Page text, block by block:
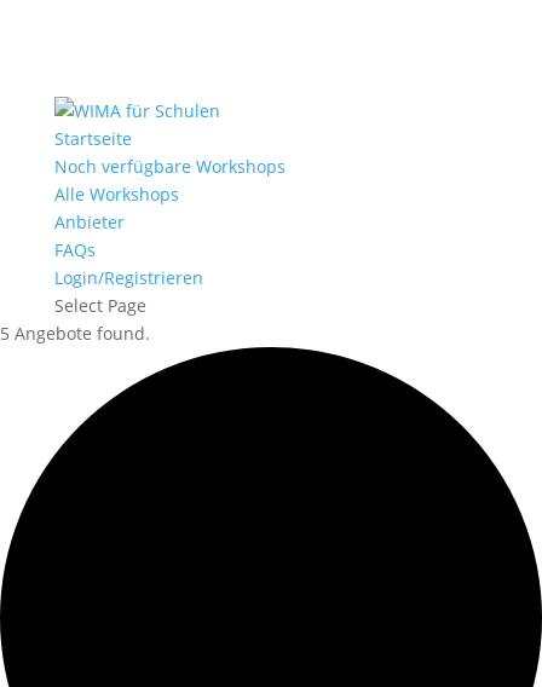
Startseite
Noch verfügbare Workshops
Alle Workshops
Anbieter
FAQs
Login/Registrieren
Select Page
5 Angebote found.